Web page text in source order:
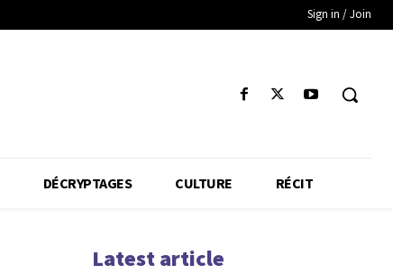
Sign in / Join
DÉCRYPTAGES CULTURE RÉCIT
Latest article